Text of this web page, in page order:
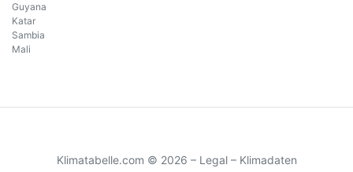
Guyana
Katar
Sambia
Mali
Klimatabelle.com © 2026 – Legal– Klimadaten